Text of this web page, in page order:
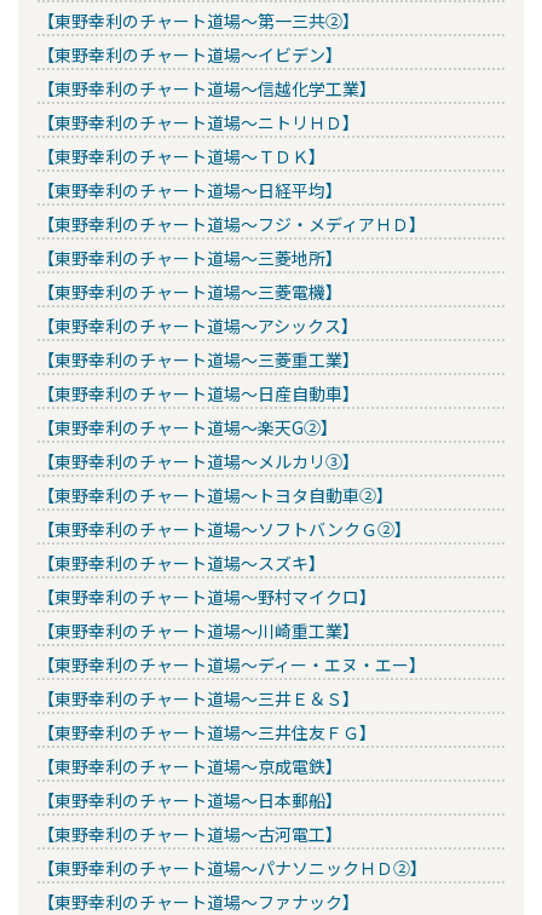
【東野幸利のチャート道場～第一三共②】
【東野幸利のチャート道場～イビデン】
【東野幸利のチャート道場～信越化学工業】
【東野幸利のチャート道場～ニトリＨＤ】
【東野幸利のチャート道場～ＴＤＫ】
【東野幸利のチャート道場～日経平均】
【東野幸利のチャート道場～フジ・メディアＨＤ】
【東野幸利のチャート道場～三菱地所】
【東野幸利のチャート道場～三菱電機】
【東野幸利のチャート道場～アシックス】
【東野幸利のチャート道場～三菱重工業】
【東野幸利のチャート道場～日産自動車】
【東野幸利のチャート道場～楽天G②】
【東野幸利のチャート道場～メルカリ③】
【東野幸利のチャート道場～トヨタ自動車②】
【東野幸利のチャート道場～ソフトバンクＧ②】
【東野幸利のチャート道場～スズキ】
【東野幸利のチャート道場～野村マイクロ】
【東野幸利のチャート道場～川崎重工業】
【東野幸利のチャート道場～ディー・エヌ・エー】
【東野幸利のチャート道場～三井Ｅ＆Ｓ】
【東野幸利のチャート道場～三井住友ＦＧ】
【東野幸利のチャート道場～京成電鉄】
【東野幸利のチャート道場～日本郵船】
【東野幸利のチャート道場～古河電工】
【東野幸利のチャート道場～パナソニックＨＤ②】
【東野幸利のチャート道場～ファナック】